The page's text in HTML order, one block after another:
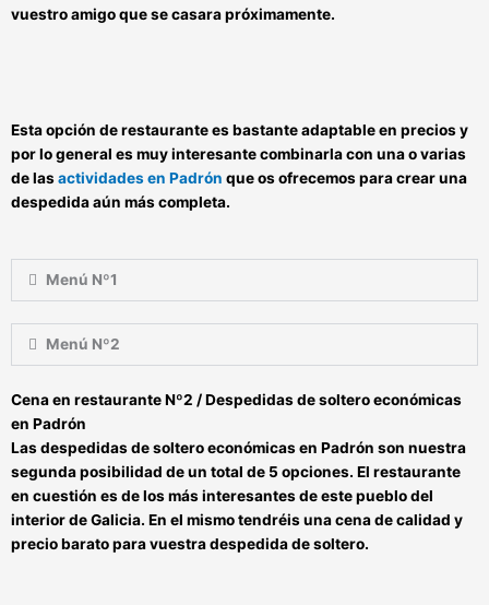
vuestro amigo que se casara próximamente.
Esta opción de restaurante es bastante adaptable en precios y
por lo general es muy interesante combinarla con una o varias
de lasactividades en Padrón que os ofrecemos para crear una
despedida aún más completa.
Menú Nº1
Menú Nº2
Cena en restaurante Nº2 / Despedidas de soltero económicas
en Padrón
Lasdespedidas de soltero económicas en Padrón son nuestra
segunda posibilidad de un total de 5 opciones. El restaurante
en cuestión esde los más interesantes de este pueblo del
interior de Galicia. En el mismo tendréis unacena de calidad y
precio barato para vuestra despedida de soltero.